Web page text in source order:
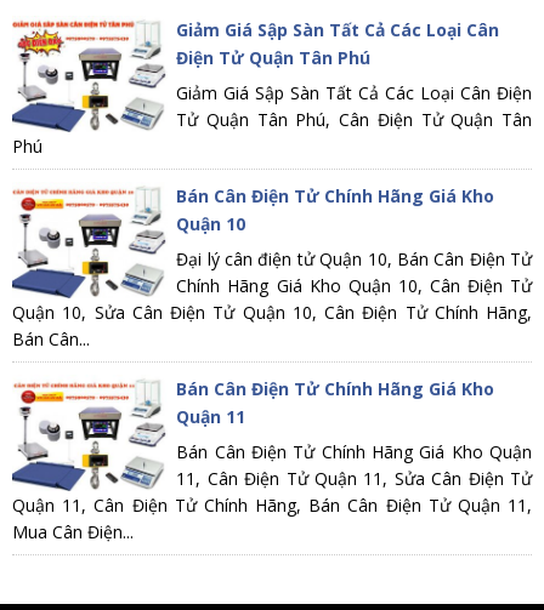
Giảm Giá Sập Sàn Tất Cả Các Loại Cân
Điện Tử Quận Tân Phú
Giảm Giá Sập Sàn Tất Cả Các Loại Cân Điện
Tử Quận Tân Phú, Cân Điện Tử Quận Tân
Phú
Bán Cân Điện Tử Chính Hãng Giá Kho
Quận 10
Đại lý cân điện tử Quận 10, Bán Cân Điện Tử
Chính Hãng Giá Kho Quận 10, Cân Điện Tử
Quận 10, Sửa Cân Điện Tử Quận 10, Cân Điện Tử Chính Hãng,
Bán Cân...
Bán Cân Điện Tử Chính Hãng Giá Kho
Quận 11
Bán Cân Điện Tử Chính Hãng Giá Kho Quận
11, Cân Điện Tử Quận 11, Sửa Cân Điện Tử
Quận 11, Cân Điện Tử Chính Hãng, Bán Cân Điện Tử Quận 11,
Mua Cân Điện...